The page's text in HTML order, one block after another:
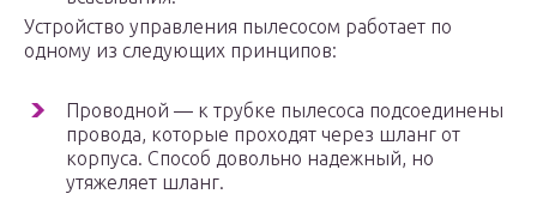
Устройство управления пылесосом работает по
одному из следующих принципов:
Проводной — к трубке пылесоса подсоединены
провода, которые проходят через шланг от
корпуса. Способ довольно надежный, но
утяжеляет шланг.